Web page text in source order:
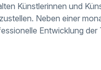
Künstlerinnen und
Neben einer
Entwicklung der